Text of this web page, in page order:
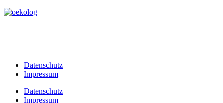
Datenschutz
Impressum
Datenschutz
Impressum